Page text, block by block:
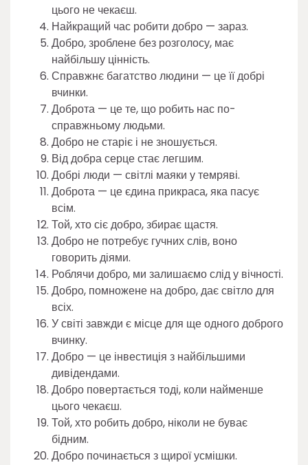
цього не чекаєш.
Найкращий час робити добро — зараз.
Добро, зроблене без розголосу, має
найбільшу цінність.
Справжнє багатство людини — це її добрі
вчинки.
Доброта — це те, що робить нас по-
справжньому людьми.
Добро не старіє і не зношується.
Від добра серце стає легшим.
Добрі люди — світлі маяки у темряві.
Доброта — це єдина прикраса, яка пасує
всім.
Той, хто сіє добро, збирає щастя.
Добро не потребує гучних слів, воно
говорить діями.
Роблячи добро, ми залишаємо слід у вічності.
Добро, помножене на добро, дає світло для
всіх.
У світі завжди є місце для ще одного доброго
вчинку.
Добро — це інвестиція з найбільшими
дивідендами.
Добро повертається тоді, коли найменше
цього чекаєш.
Той, хто робить добро, ніколи не буває
бідним.
Добро починається з щирої усмішки.